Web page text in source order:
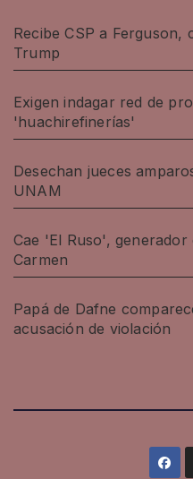
Recibe CSP a Ferguson,
Trump
Exigen indagar red de
'huachirefinerías'
Desechan jueces
UNAM
Cae 'El Ruso',
Carmen
Papá de Dafne
acusación de violación